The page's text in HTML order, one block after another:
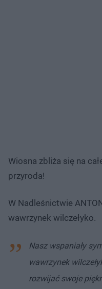
Wiosna zbliża się na
przyroda!
W Nadleśnictwie
wawrzynek wilczełyko.
Nasz wspaniały
wawrzynek
rozwijać swoje